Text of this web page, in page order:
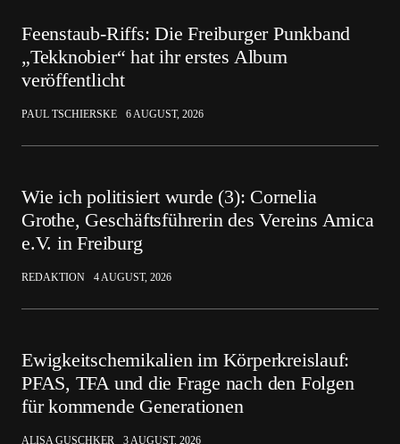
Feenstaub-Riffs: Die Freiburger Punkband
„Tekknobier“ hat ihr erstes Album
veröffentlicht
PAUL TSCHIERSKE 6 AUGUST, 2026
Wie ich politisiert wurde (3): Cornelia
Grothe, Geschäftsführerin des Vereins Amica
e.V. in Freiburg
REDAKTION 4 AUGUST, 2026
Ewigkeitschemikalien im Körperkreislauf:
PFAS, TFA und die Frage nach den Folgen
für kommende Generationen
ALISA GUSCHKER 3 AUGUST, 2026